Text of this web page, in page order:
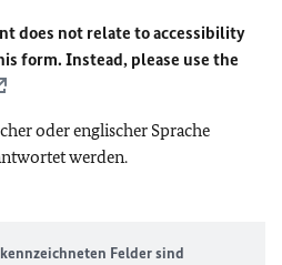
does not relate to accessibility
form. Instead, please use the
oder englischer Sprache
werden.
Felder sind